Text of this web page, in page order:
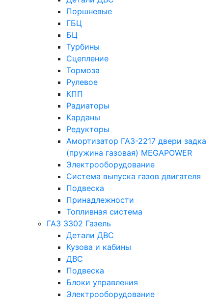
Поршневые
ГБЦ
БЦ
Турбины
Сцепление
Тормоза
Рулевое
КПП
Радиаторы
Карданы
Редукторы
Амортизатор ГАЗ-2217 двери задка
(пружина газовая) MEGAPOWER
Электрооборудование
Система выпуска газов двигателя
Подвеска
Принадлежности
Топливная система
ГАЗ 3302 Газель
Детали ДВС
Кузова и кабины
ДВС
Подвеска
Блоки управления
Электрооборудование